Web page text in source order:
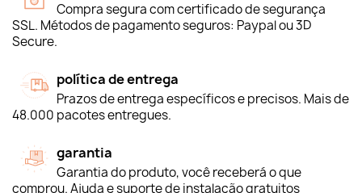
Compra segura com certificado de segurança
SSL. Métodos de pagamento seguros: Paypal ou 3D
Secure.
política de entrega
Prazos de entrega específicos e precisos. Mais de
48.000 pacotes entregues.
garantia
Garantia do produto, você receberá o que
comprou. Ajuda e suporte de instalação gratuitos